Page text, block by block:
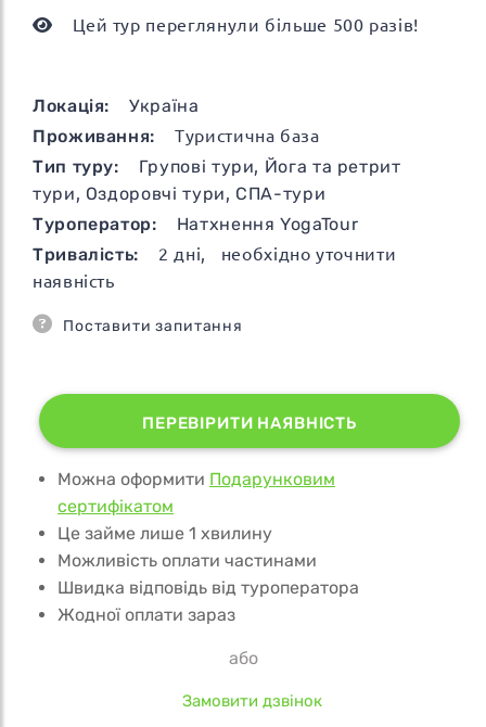
Цей тур переглянули більше 500 разів!
Локація:
Україна
Проживання:
Туристична база
Тип туру: Групові тури, Йога та ретрит
тури, Оздоровчі тури, СПА-тури
Туроператор:
Натхнення YogaTour
Тривалість:
2 дні, необхідно уточнити
наявність
Поставити запитання
ПЕРЕВІРИТИ НАЯВНІСТЬ
Можна оформити Подарунковим
сертифікатом
Це займе лише 1 хвилину
Можливість оплати частинами
Швидка відповідь від туроператора
Жодної оплати зараз
або
Замовити дзвінок